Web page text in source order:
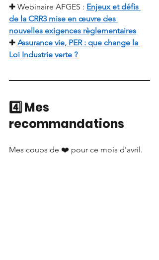
✚ Webinaire AFGES : Enjeux et défis
de la CRR3 mise en œuvre des
nouvelles exigences règlementaires
✚ Assurance vie, PER : que change la
Loi Industrie verte ?
4️⃣ Mes
recommandations
Mes coups de ❤️ pour ce mois d'avril.